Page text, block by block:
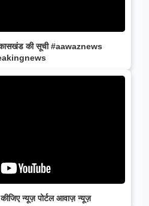
की सूची #aawaznews
न्यूज़ पोर्टल आवाज़ न्यूज़